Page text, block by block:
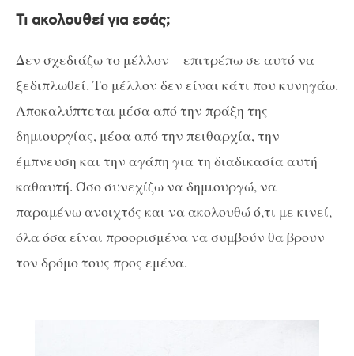
Τι ακολουθεί για εσάς;
Δεν σχεδιάζω το μέλλον—επιτρέπω σε αυτό να
ξεδιπλωθεί. Το μέλλον δεν είναι κάτι που κυνηγάω.
Αποκαλύπτεται μέσα από την πράξη της
δημιουργίας, μέσα από την πειθαρχία, την
έμπνευση και την αγάπη για τη διαδικασία αυτή
καθαυτή. Όσο συνεχίζω να δημιουργώ, να
παραμένω ανοιχτός και να ακολουθώ ό,τι με κινεί,
όλα όσα είναι προορισμένα να συμβούν θα βρουν
τον δρόμο τους προς εμένα.